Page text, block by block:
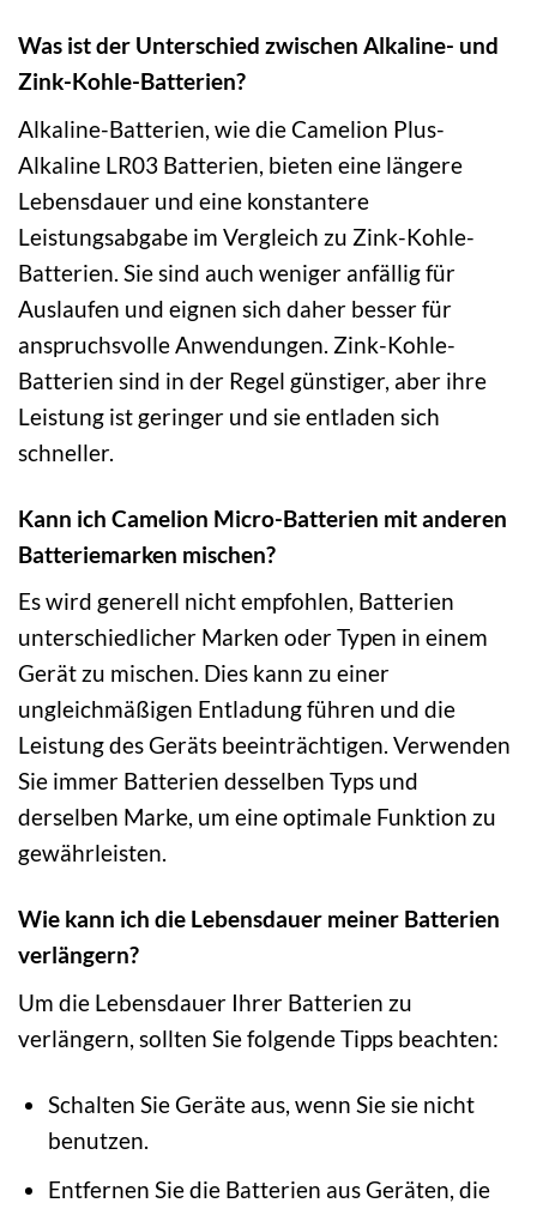
Was ist der Unterschied zwischen Alkaline- und
Zink-Kohle-Batterien?
Alkaline-Batterien, wie die Camelion Plus-
Alkaline LR03 Batterien, bieten eine längere
Lebensdauer und eine konstantere
Leistungsabgabe im Vergleich zu Zink-Kohle-
Batterien. Sie sind auch weniger anfällig für
Auslaufen und eignen sich daher besser für
anspruchsvolle Anwendungen. Zink-Kohle-
Batterien sind in der Regel günstiger, aber ihre
Leistung ist geringer und sie entladen sich
schneller.
Kann ich Camelion Micro-Batterien mit anderen
Batteriemarken mischen?
Es wird generell nicht empfohlen, Batterien
unterschiedlicher Marken oder Typen in einem
Gerät zu mischen. Dies kann zu einer
ungleichmäßigen Entladung führen und die
Leistung des Geräts beeinträchtigen. Verwenden
Sie immer Batterien desselben Typs und
derselben Marke, um eine optimale Funktion zu
gewährleisten.
Wie kann ich die Lebensdauer meiner Batterien
verlängern?
Um die Lebensdauer Ihrer Batterien zu
verlängern, sollten Sie folgende Tipps beachten:
Schalten Sie Geräte aus, wenn Sie sie nicht
benutzen.
Entfernen Sie die Batterien aus Geräten, die